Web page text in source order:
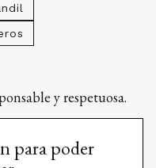
y respetuosa.
para poder